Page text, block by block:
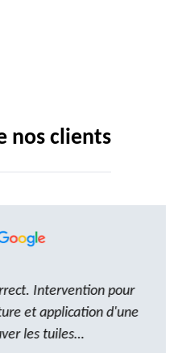
nos clients
Intervention pour
et application d'une
les tuiles